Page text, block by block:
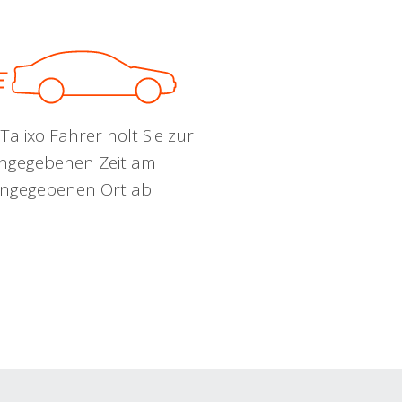
Fahrer holt Sie zur
Zeit am
Ort ab.